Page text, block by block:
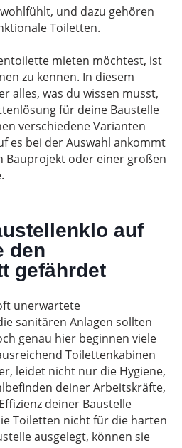
und dazu gehören
Toiletten.
mieten möchtest, ist
zu kennen. In diesem
alles, was du wissen musst,
für deine Baustelle
verschiedene Varianten
es bei der Auswahl ankommt
Bauprojekt oder einer großen
auf
den
gefährdet
unerwartete
sanitären Anlagen sollten
genau hier beginnen viele
Toilettenkabinen
leidet nicht nur die Hygiene,
deiner Arbeitskräfte,
deiner Baustelle
Toiletten nicht für die harten
ausgelegt, können sie